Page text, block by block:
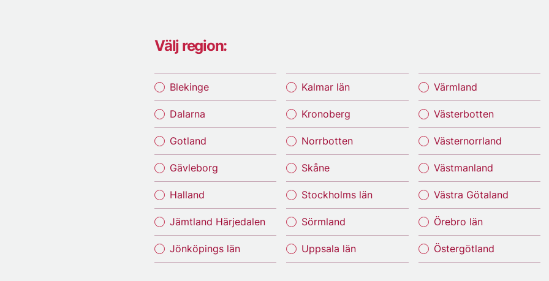
Välj region:
Blekinge
Dalarna
Gotland
Gävleborg
Halland
Jämtland Härjedalen
Jönköpings län
Kalmar län
Kronoberg
Norrbotten
Skåne
Stockholms län
Sörmland
Uppsala län
Värmland
Västerbotten
Västernorrland
Västmanland
Västra Götaland
Örebro län
Östergötland